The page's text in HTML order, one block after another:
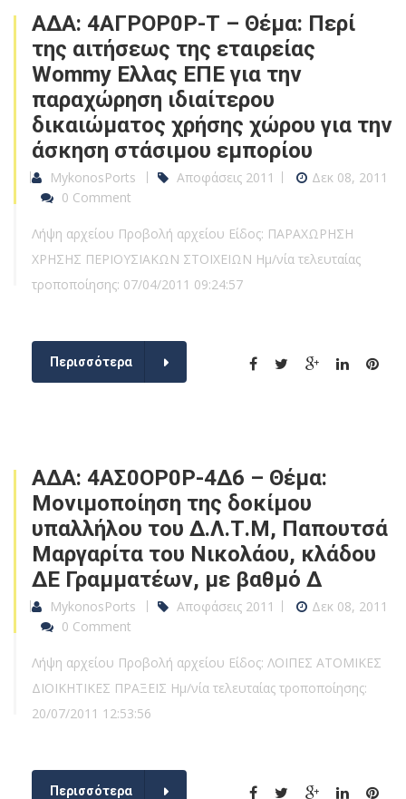
ΑΔΑ: 4ΑΓΡΟΡ0Ρ-Τ – Θέμα: Περί
της αιτήσεως της εταιρείας
Wommy Ελλας ΕΠΕ για την
παραχώρηση ιδιαίτερου
δικαιώματος χρήσης χώρου για την
άσκηση στάσιμου εμπορίου
MykonosPorts Αποφάσεις 2011
Δεκ 08, 2011
0 Comment
Λήψη αρχείου Προβολή αρχείου Είδος: ΠΑΡΑΧΩΡΗΣΗ
ΧΡΗΣΗΣ ΠΕΡΙΟΥΣΙΑΚΩΝ ΣΤΟΙΧΕΙΩΝ Ημ/νία τελευταίας
τροποποίησης: 07/04/2011 09:24:57
Περισσότερα
ΑΔΑ: 4ΑΣ0ΟΡ0Ρ-4Δ6 – Θέμα:
Μονιμοποίηση της δοκίμου
υπαλλήλου του Δ.Λ.Τ.Μ, Παπουτσά
Μαργαρίτα του Νικολάου, κλάδου
ΔΕ Γραμματέων, με βαθμό Δ
MykonosPorts Αποφάσεις 2011
Δεκ 08, 2011
0 Comment
Λήψη αρχείου Προβολή αρχείου Είδος: ΛΟΙΠΕΣ ΑΤΟΜΙΚΕΣ
ΔΙΟΙΚΗΤΙΚΕΣ ΠΡΑΞΕΙΣ Ημ/νία τελευταίας τροποποίησης:
20/07/2011 12:53:56
Περισσότερα